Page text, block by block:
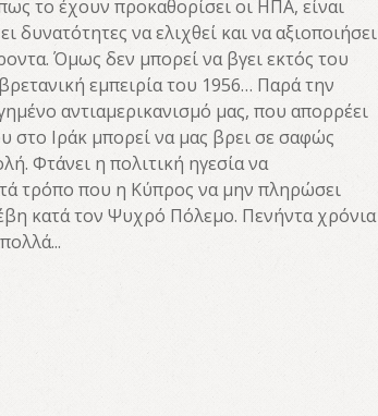
το έχουν προκαθορίσει οι ΗΠΑ, είναι
να ελιχθεί και να αξιοποιήσει
Όμως δεν μπορεί να βγει εκτός του
εμπειρία του 1956… Παρά την
αντιαμερικανισμό μας, που απορρέει
στο Ιράκ μπορεί να μας βρει σε σαφώς
Φτάνει η πολιτική ηγεσία να
τρόπο που η Κύπρος να μην πληρώσει
κατά τον Ψυχρό Πόλεμο. Πενήντα χρόνια